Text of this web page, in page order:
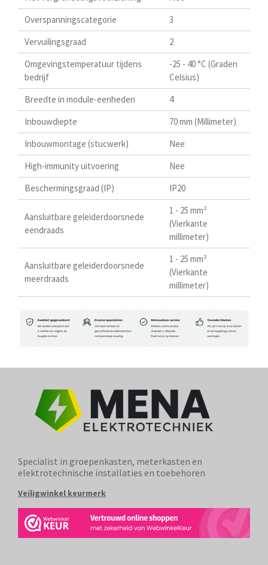
Overspanningscategorie
3
Vervuilingsgraad
2
Omgevingstemperatuur tijdens
bedrijf
-25 - 40 °C (Graden
Celsius)
Breedte in module-eenheden
4
Inbouwdiepte
70 mm (Millimeter)
Inbouwmontage (stucwerk)
Nee
High-immunity uitvoering
Nee
Beschermingsgraad (IP)
IP20
Aansluitbare geleiderdoorsnede
eendraads
1 - 25 mm²
(Vierkante
millimeter)
Aansluitbare geleiderdoorsnede
meerdraads
1 - 25 mm²
(Vierkante
millimeter)
Specialist in groepenkasten, meterkasten en
elektrotechnische installaties en toebehoren
Veiligwinkel keurmerk